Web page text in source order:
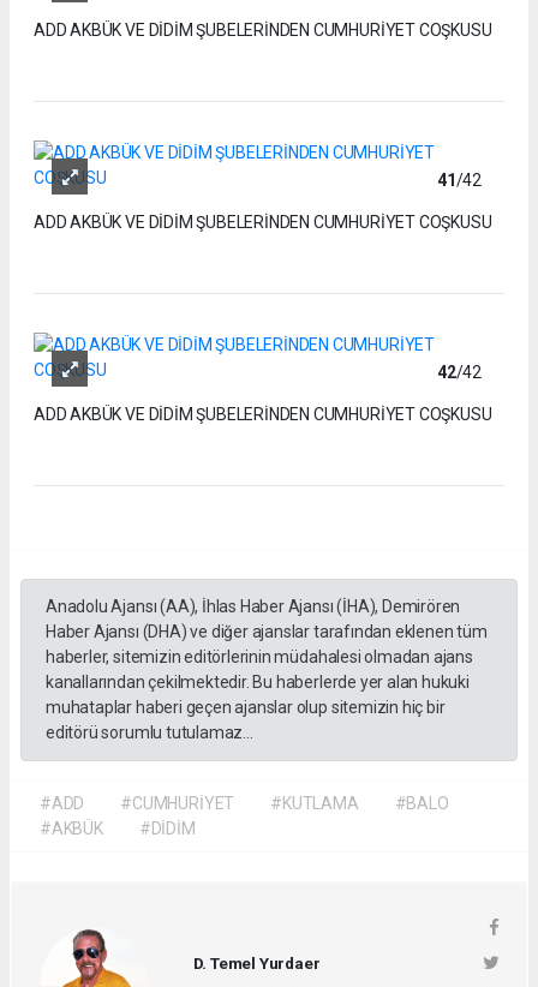
ADD AKBÜK VE DİDİM ŞUBELERİNDEN CUMHURİYET COŞKUSU
41/42
ADD AKBÜK VE DİDİM ŞUBELERİNDEN CUMHURİYET COŞKUSU
42/42
ADD AKBÜK VE DİDİM ŞUBELERİNDEN CUMHURİYET COŞKUSU
Anadolu Ajansı (AA), İhlas Haber Ajansı (İHA), Demirören
Haber Ajansı (DHA) ve diğer ajanslar tarafından eklenen tüm
haberler, sitemizin editörlerinin müdahalesi olmadan ajans
kanallarından çekilmektedir. Bu haberlerde yer alan hukuki
muhataplar haberi geçen ajanslar olup sitemizin hiç bir
editörü sorumlu tutulamaz...
#ADD #CUMHURİYET #KUTLAMA
#BALO
#AKBÜK
#DİDİM
D. Temel Yurdaer